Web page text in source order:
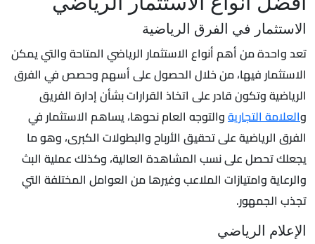
الاستثمار في الفرق الرياضية
تعد واحدة من أهم أنواع الاستثمار الرياضي المتاحة والتي يمكن
الاستثمار فيها، من خلال الحصول على أسهم وحصص في الفرق
الرياضية وتكون قادر على اتخاذ القرارات بشأن إدارة الفريق
والعلامة التجاريةوالتوجه العام نحوها، يساهم الاستثمار في
الفرق الرياضية على تحقيق الأرباح والبطولات الكبرى، وهو ما
يجعلك تحصل على نسب المشاهدة العالية، وكذلك عملية البث
والرعاية وامتيازات الملاعب وغيرها من العوامل المختلفة التي
تجذب الجمهور.
الإعلام الرياضي